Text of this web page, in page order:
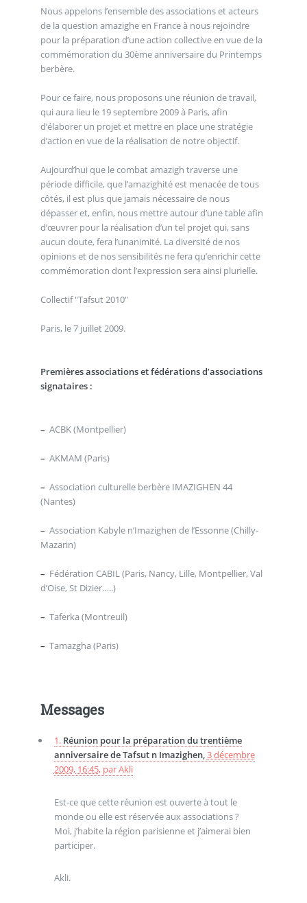
Nous appelons l’ensemble des associations et acteurs
de la question amazighe en France à nous rejoindre
pour la préparation d’une action collective en vue de la
commémoration du 30ème anniversaire du Printemps
berbère.
Pour ce faire, nous proposons une réunion de travail,
qui aura lieu le 19 septembre 2009 à Paris, afin
d’élaborer un projet et mettre en place une stratégie
d’action en vue de la réalisation de notre objectif.
Aujourd’hui que le combat amazigh traverse une
période difficile, que l’amazighité est menacée de tous
côtés, il est plus que jamais nécessaire de nous
dépasser et, enfin, nous mettre autour d’une table afin
d’œuvrer pour la réalisation d’un tel projet qui, sans
aucun doute, fera l’unanimité. La diversité de nos
opinions et de nos sensibilités ne fera qu’enrichir cette
commémoration dont l’expression sera ainsi plurielle.
Collectif "Tafsut 2010"
Paris, le 7 juillet 2009.
Premières associations et fédérations d’associations
signataires :
– ACBK (Montpellier)
– AKMAM (Paris)
– Association culturelle berbère IMAZIGHEN 44
(Nantes)
– Association Kabyle n’Imazighen de l’Essonne (Chilly-
Mazarin)
– Fédération CABIL (Paris, Nancy, Lille, Montpellier, Val
d’Oise, St Dizier…..)
– Taferka (Montreuil)
– Tamazgha (Paris)
Messages
1. Réunion pour la préparation du trentième
anniversaire de Tafsut n Imazighen,3 décembre
2009, 16:45, parAkli
Est-ce que cette réunion est ouverte à tout le
monde ou elle est réservée aux associations ?
Moi, j’habite la région parisienne et j’aimerai bien
participer.
Akli.